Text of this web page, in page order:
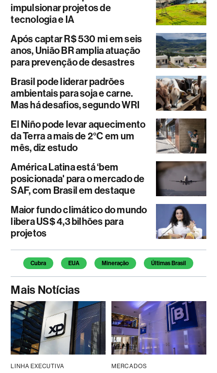
impulsionar projetos de
tecnologia e IA
Após captar R$ 530 mi em seis
anos, União BR amplia atuação
para prevenção de desastres
Brasil pode liderar padrões
ambientais para soja e carne.
Mas há desafios, segundo WRI
El Niño pode levar aquecimento
da Terra a mais de 2°C em um
mês, diz estudo
América Latina está ‘bem
posicionada' para o mercado de
SAF, com Brasil em destaque
Maior fundo climático do mundo
libera US$ 4,3 bilhões para
projetos
Temas deste artigo
Cubra EUA Mineração Últimas Brasil
Mais Notícias
LINHA EXECUTIVA MERCADOS